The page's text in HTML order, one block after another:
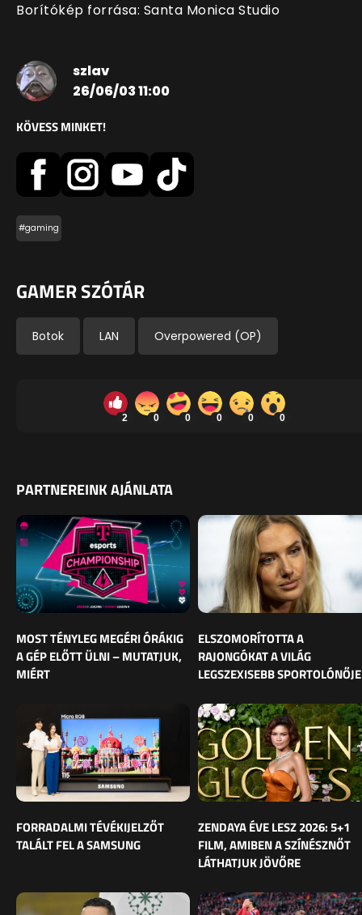
Borítókép forrása: Santa Monica Studio
szlav
26/06/03 11:00
KÖVESS MINKET!
#gaming
GAMER SZÓTÁR
Botok LAN Overpowered (OP)
2 0 0 0 0 0
PARTNEREINK AJÁNLATA
MOST TÉNYLEG MEGÉRI ÓRÁKIG
A GÉP ELŐTT ÜLNI – MUTATJUK,
MIÉRT
ELSZOMORÍTOTTA A
RAJONGÓKAT A VILÁG
LEGSZEXISEBB SPORTOLÓNŐJE
FORRADALMI TÉVÉKIJELZŐT
TALÁLT FEL A SAMSUNG
ZENDAYA ÉVE LESZ 2026: 5+1
FILM, AMIBEN A SZÍNÉSZNŐT
LÁTHATJUK JÖVŐRE